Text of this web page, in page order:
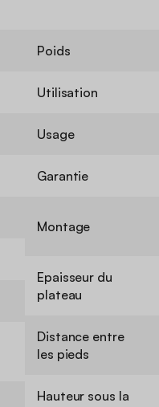
Poids
Utilisation
Usage
Garantie
Montage
Epaisseur du
plateau
Distance entre
les pieds
Hauteur sous la